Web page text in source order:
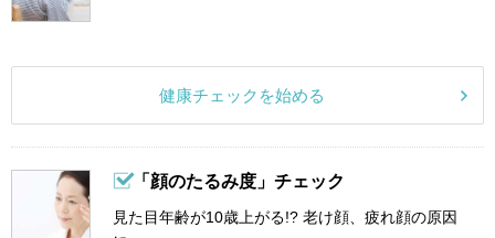
健康チェックを始める
「顔のたるみ度」チェック
見た目年齢が10歳上がる!? 老け顔、疲れ顔の原因